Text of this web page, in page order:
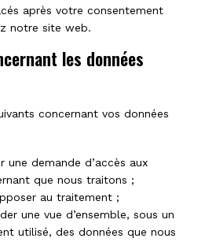
après votre consentement
notre site web.
les données
concernant vos données
une demande d’accès aux
que nous traitons ;
au traitement ;
une vue d’ensemble, sous un
utilisé, des données que nous